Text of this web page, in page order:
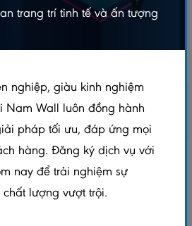
Hình (+1)
VÂN GỖ ĐỘC QUYỀN -
giá)
trang trí tinh tế và ấn tượng
nghiệp, giàu kinh nghiệm
Nam Wall luôn đồng hành
pháp tối ưu, đáp ứng mọi
hàng. Đăng ký dịch vụ với
nay để trải nghiệm sự
lượng vượt trội.